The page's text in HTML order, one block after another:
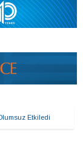
Etkiledi